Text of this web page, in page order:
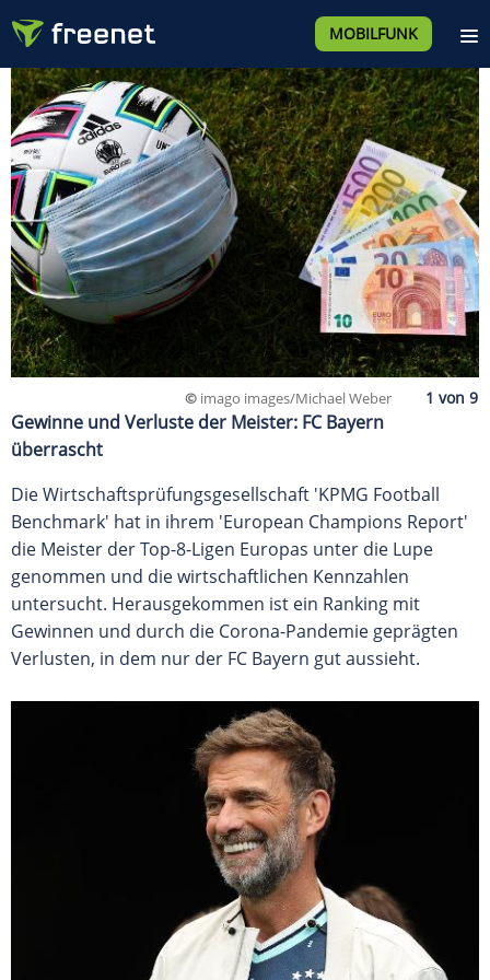
MOBILFUNK
© imago images/Michael Weber
Gewinne und Verluste der Meister: FC Bayern
überrascht
Die Wirtschaftsprüfungsgesellschaft 'KPMG Football
Benchmark' hat in ihrem 'European Champions Report'
die Meister der Top-8-Ligen Europas unter die Lupe
genommen und die wirtschaftlichen Kennzahlen
untersucht. Herausgekommen ist ein Ranking mit
Gewinnen und durch die Corona-Pandemie geprägten
Verlusten, in dem nur der FC Bayern gut aussieht.